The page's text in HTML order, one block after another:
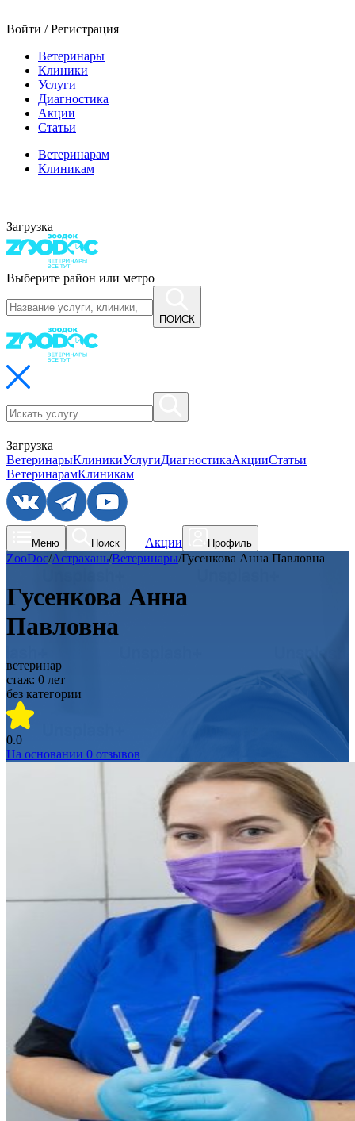
Войти / Регистрация
Ветеринары
Клиники
Услуги
Диагностика
Акции
Статьи
Ветеринарам
Клиникам
Загрузка
Выберите район или метро
ПОИСК
Загрузка
ВетеринарыКлиникиУслугиДиагностикаАкцииСтатьи
ВетеринарамКлиникам
Меню Поиск Акции Профиль
ZooDoc/Астрахань/Ветеринары/Гусенкова Анна Павловна
Гусенкова Анна
Павловна
ветеринар
стаж: 0 лет
без категории
0.0
На основании 0 отзывов